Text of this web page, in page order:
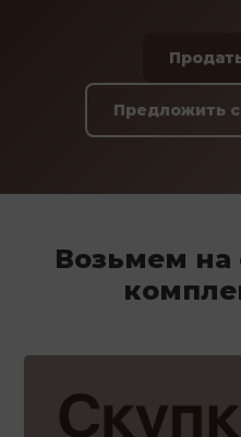
Предложить
Возьмем на